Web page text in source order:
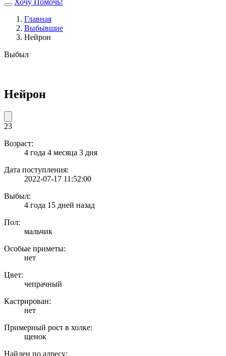
Хочу Помочь!
Главная
Выбывшие
Нейрон
Выбыл
Нейрон
23
Возраст:
4 года 4 месяца 3 дня
Дата поступления:
2022-07-17 11:52:00
Выбыл:
4 года 15 дней назад
Пол:
мальчик
Особые приметы:
нет
Цвет:
чепрачный
Кастрирован:
нет
Примерный рост в холке:
щенок
Найден по адресу: